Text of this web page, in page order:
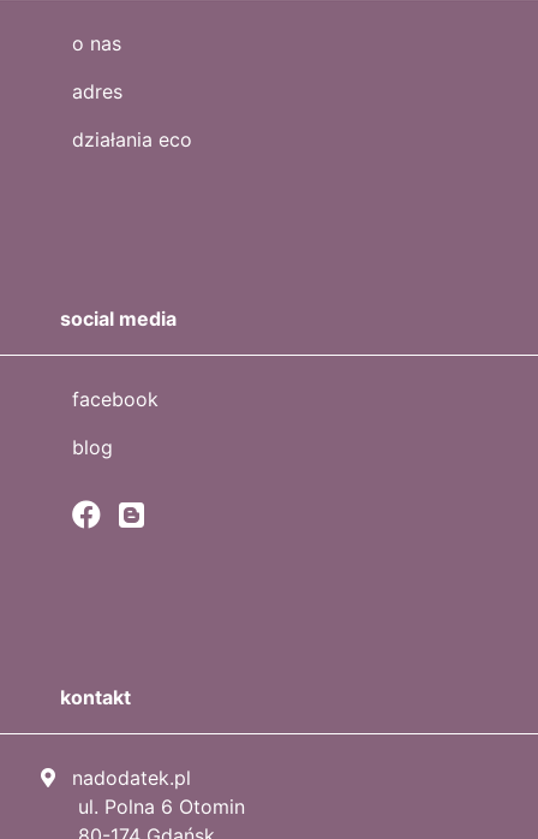
o nas
adres
działania eco
social media
facebook
blog
kontakt
nadodatek.pl
ul. Polna 6 Otomin